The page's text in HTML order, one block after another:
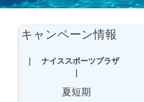
キャンペーン情報
｜ ナイススポーツプラザ
｜
夏短期